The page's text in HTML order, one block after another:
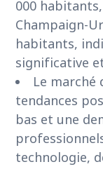
000
Champaign-
habitants,
significative
Le marché
tendances
bas et une
technologie,